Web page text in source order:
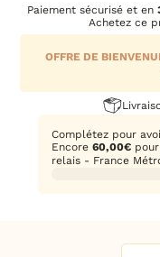
Paiement sécurisé et en
Achetez ce
Complétez pour
Encore60,00€
relais - France
OFFRE DE